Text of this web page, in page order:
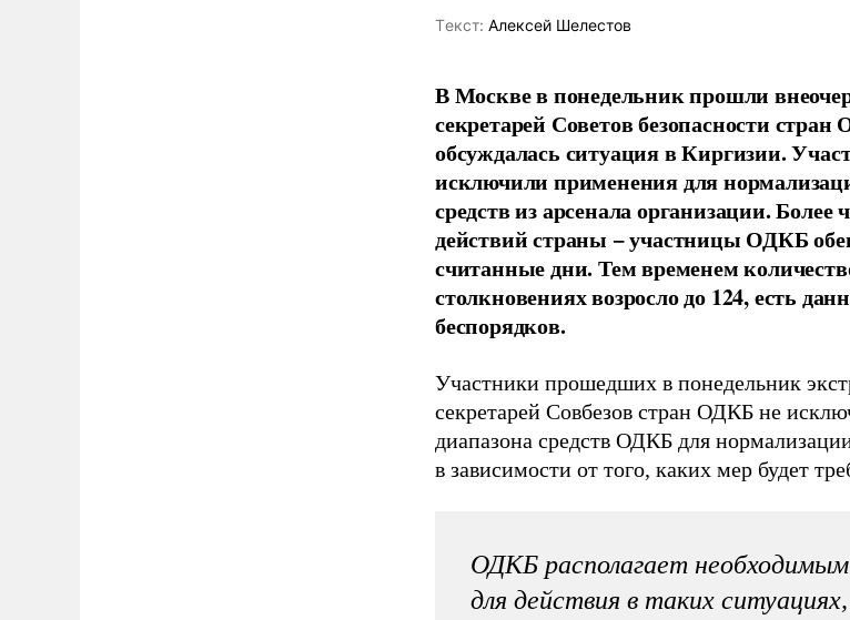
Tекст: Алексей Шелестов
В Москве в понедельник прошли
секретарей Советов безопасности
обсуждалась ситуация в Киргизии.
исключили применения для
средств из арсенала организации.
действий страны − участницы ОДКБ
считанные дни. Тем временем
столкновениях возросло до 124, есть
беспорядков.
Участники прошедших в понедельник
секретарей Совбезов стран ОДКБ не
диапазона средств ОДКБ для
в зависимости от того, каких мер будет
ОДКБ располагает
для действия в таких